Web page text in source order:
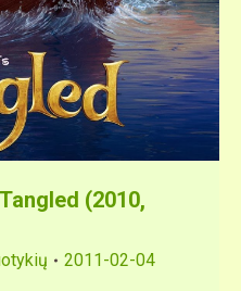
(2010,
2011-02-04